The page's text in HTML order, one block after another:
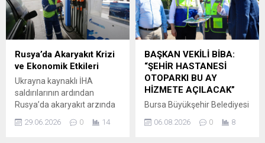
OLACAK? KİMLERDEN
TEVKİFAT YAPILACAK?
Karar, 1 Ocak 2025'te
yürürlüğe ...
Rusya’da Akaryakıt Krizi
ve Ekonomik Etkileri
Ukrayna kaynaklı İHA
saldırılarının ardından
Rusya’da akaryakıt arzında
ciddi aksaklıklar başladı.
Hükümet ve merkez
29.06.2026 0 14
BAŞKAN VEKİLİ BİBA:
“ŞEHİR HASTANESİ
OTOPARKI BU AY
HİZMETE AÇILACAK”
Bursa Büyükşehir Belediyesi
Başkan Vekili Şahin Biba,
Bursa Şehir Hastanesi’nin
06.08.2026 0 8